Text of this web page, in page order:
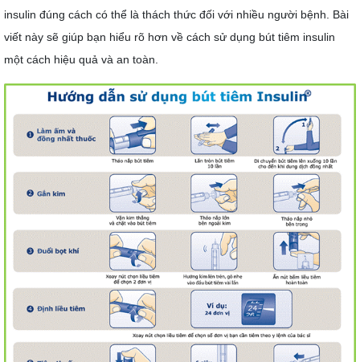
insulin đúng cách có thể là thách thức đối với nhiều người bệnh. Bài
viết này sẽ giúp bạn hiểu rõ hơn về cách sử dụng bút tiêm insulin
một cách hiệu quả và an toàn.